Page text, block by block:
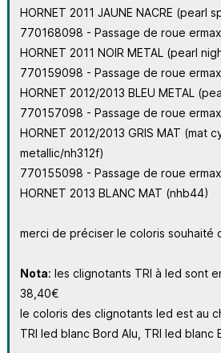
HORNET 2011 JAUNE NACRE (pearl
770168098 - Passage de roue
HORNET 2011 NOIR METAL (pearl
770159098 - Passage de roue
HORNET 2012/2013 BLEU METAL
770157098 - Passage de roue
HORNET 2012/2013 GRIS MAT (mat
metallic/nh312f)
770155098 - Passage de roue
HORNET 2013 BLANC MAT (nhb44)
merci de préciser le coloris souhaité
Nota: les clignotants TRI à led sont
38,40€
le coloris des clignotants led est au
TRI led blanc Bord Alu, TRI led blanc